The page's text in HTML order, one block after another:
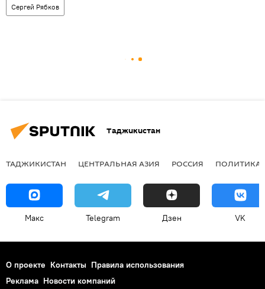
Сергей Рябков
Таджикистан
ТАДЖИКИСТАН ЦЕНТРАЛЬНАЯ АЗИЯ РОССИЯ ПОЛИТИКА
Макс Telegram Дзен VK
О проекте Контакты Правила использования
Реклама Новости компаний